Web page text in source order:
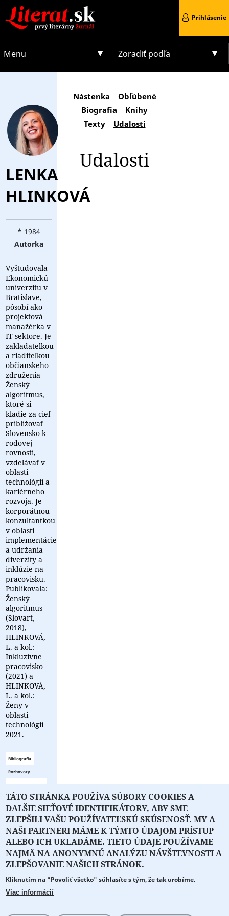
Menu Zoradiť podľa
Prihlásenie
LENKA
HLINKOVÁ
* 1984
Autorka
Vyštudovala
Ekonomickú
univerzitu v
Bratislave,
pôsobí ako
projektová
manažérka v
IT sektore. Je
zakladateľkou
a riaditeľkou
občianskeho
združenia
Ženský
algoritmus,
ktoré si
kladie za cieľ
približovať
Slovensko k
rodovej
rovnosti,
vzdelávať v
oblasti
technológií a
kariérneho
rozvoja. Je
korporátnou
konzultantkou
v oblasti
implementácie
a udržania
diverzity a
inklúzie na
pracovisku.
Publikovala:
Ženský
algoritmus
(Slovart,
2018),
HLINKOVÁ,
L. a kol.:
Inkluzívne
pracovisko
(2021) a
HLINKOVÁ,
L. a kol.:
Ženy v
oblasti
technológií
2021.
Bibliografia
Rozhovory
Zoznam
bibliografie
je prázdny
Nástenka
Obľúbené
Biografia
Knihy
Texty
Udalosti
Udalosti
O PORTÁLI O DRUŽSTVE SPONZORI KONTAKT
Projekt z verejných fondov podporil
Cookie preferencie
TÁTO STRÁNKA POUŽÍVA SÚBORY COOKIES A
DALŠIE SIEŤOVÉ IDENTIFIKÁTORY, ABY SME
ZLEPŠILI VAŠU POUŽÍVATEĽSKÚ SKÚSENOSŤ. MY A
NAŠI PARTNERI MÁME K TÝMTO ÚDAJOM PRÍSTUP
ALEBO ICH UKLADÁME. TIETO ÚDAJE POUŽÍVAME
NAJMÄ NA ANONYMNÚ ANALÝZU NÁVŠTEVNOSTI A
ZLEPŠOVANIE NAŠICH STRÁNOK.
Kliknutím na "Povoliť všetko" súhlasíte s tým, že tak urobíme.
Viac informácií